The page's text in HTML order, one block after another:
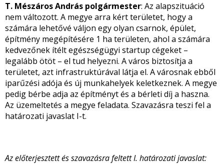
T. Mészáros András polgármester: Az alapszituáció
nem változott. A megye arra kért területet, hogy a
számára lehetővé váljon egy olyan csarnok, épület,
építmény megépítésére 1 ha területen, ahol a számára
kedvezőnek ítélt egészségügyi startup cégeket –
legalább ötöt – el tud helyezni. A város biztosítja a
területet, azt infrastruktúrával látja el. A városnak ebből
iparűzési adója és új munkahelyek keletkeznek. A megye
pedig bérbe adja az építményt és a bérleti díj a haszna.
Az üzemeltetés a megye feladata. Szavazásra teszi fel a
határozati javaslat I-t.
Az előterjesztett és szavazásra feltett I. határozati javaslat: